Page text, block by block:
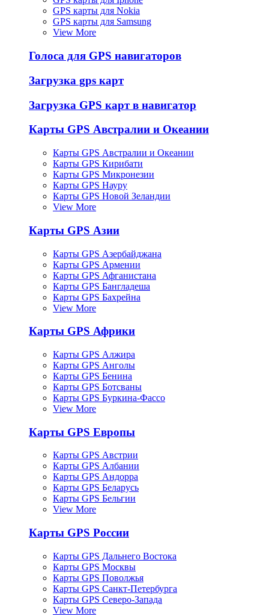
GPS карты для Nokia
GPS карты для Samsung
View More
Голоса для GPS навигаторов
Загрузка gps карт
Загрузка GPS карт в навигатор
Карты GPS Австралии и Океании
Карты GPS Австралии и Океании
Карты GPS Кирибати
Карты GPS Микронезии
Карты GPS Науру
Карты GPS Новой Зеландии
View More
Карты GPS Азии
Карты GPS Азербайджана
Карты GPS Армении
Карты GPS Афганистана
Карты GPS Бангладеша
Карты GPS Бахрейна
View More
Карты GPS Африки
Карты GPS Алжира
Карты GPS Анголы
Карты GPS Бенина
Карты GPS Ботсваны
Карты GPS Буркина-Фассо
View More
Карты GPS Европы
Карты GPS Австрии
Карты GPS Албании
Карты GPS Андорра
Карты GPS Беларусь
Карты GPS Бельгии
View More
Карты GPS России
Карты GPS Дальнего Востока
Карты GPS Москвы
Карты GPS Поволжья
Карты GPS Санкт-Петербурга
Карты GPS Северо-Запада
View More